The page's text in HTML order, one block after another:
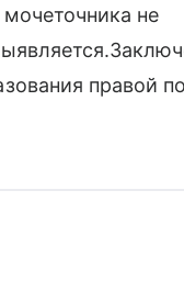
не
правой